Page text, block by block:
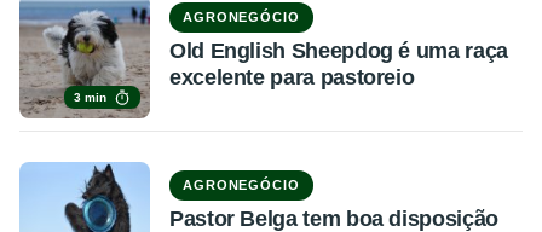
3 min
AGRONEGÓCIO
Old English Sheepdog é uma raça
excelente para pastoreio
AGRONEGÓCIO
Pastor Belga tem boa disposição